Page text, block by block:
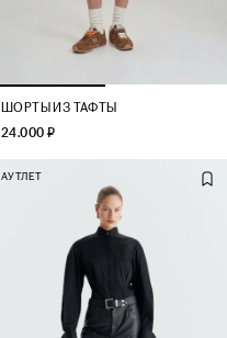
ШОРТЫ ИЗ ТАФТЫ
24.000 ₽
АУТЛЕТ